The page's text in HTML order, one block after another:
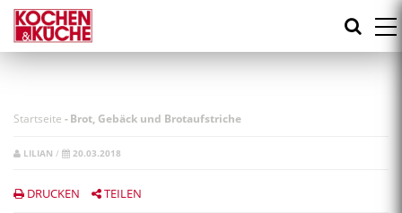
Direkt
zum
Inhalt
Startseite -Brot, Gebäck und Brotaufstriche
LILIAN / 20.03.2018
DRUCKEN TEILEN